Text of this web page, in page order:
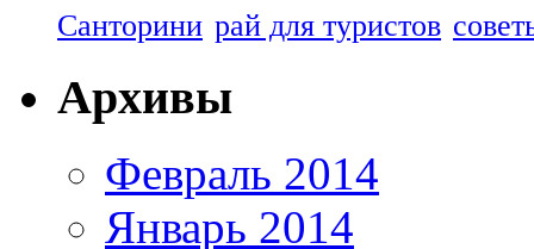
Санторини рай для туристов
Архивы
Февраль 2014
Январь 2014